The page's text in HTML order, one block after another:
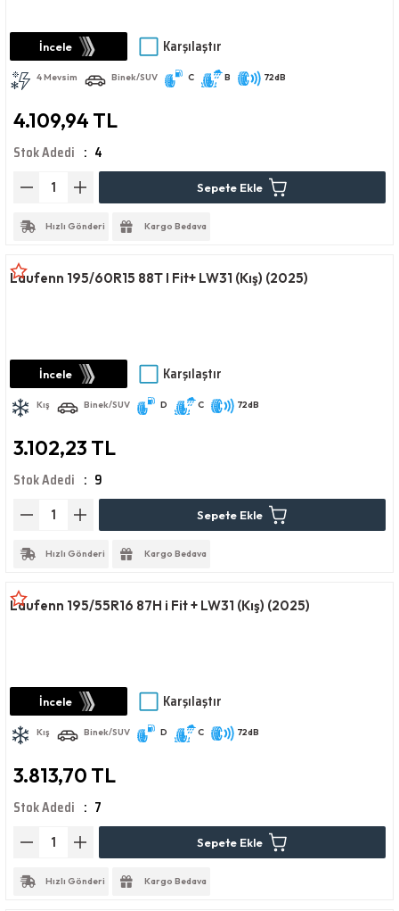
İncele Karşılaştır
4 Mevsim Binek/SUV C B 72dB
4.109,94 TL
Stok Adedi 4
Sepete Ekle
Hızlı Gönderi Kargo Bedava
Laufenn 195/60R15 88T I Fit+ LW31 (Kış) (2025)
İncele Karşılaştır
Kış Binek/SUV D C 72dB
3.102,23 TL
Stok Adedi 9
Sepete Ekle
Hızlı Gönderi Kargo Bedava
Laufenn 195/55R16 87H i Fit + LW31 (Kış) (2025)
İncele Karşılaştır
Kış Binek/SUV D C 72dB
3.813,70 TL
Stok Adedi 7
Sepete Ekle
Hızlı Gönderi Kargo Bedava